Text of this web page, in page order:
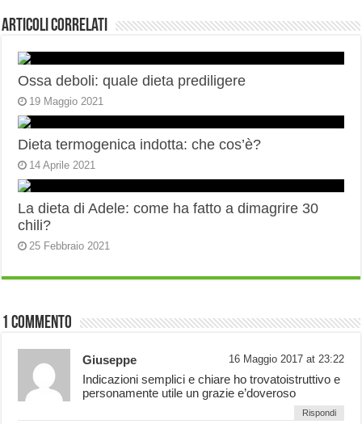
Articoli correlati
Ossa deboli: quale dieta prediligere
19 Maggio 2021
Dieta termogenica indotta: che cos’è?
14 Aprile 2021
La dieta di Adele: come ha fatto a dimagrire 30
chili?
25 Febbraio 2021
1 Commento
Giuseppe 16 Maggio 2017 at 23:22
Indicazioni semplici e chiare ho trovatoistruttivo e
personamente utile un grazie e’doveroso
Rispondi